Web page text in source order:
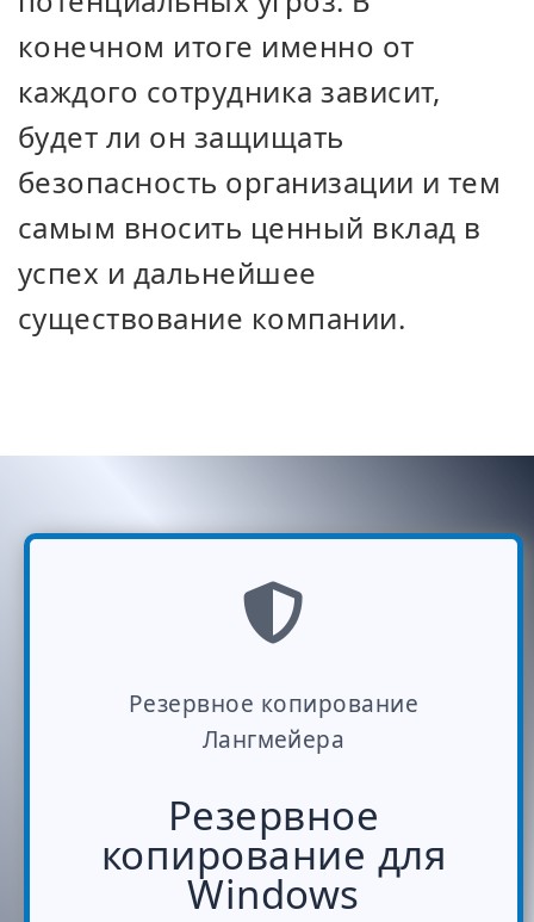
конечном итоге именно от
каждого сотрудника зависит,
будет ли он защищать
безопасность организации и тем
самым вносить ценный вклад в
успех и дальнейшее
существование компании.
Резервное копирование
Лангмейера
Резервное
копирование для
Windows